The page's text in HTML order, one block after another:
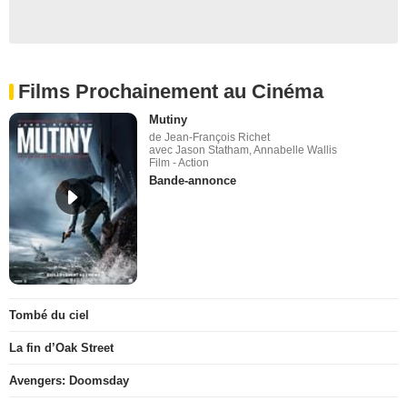
Films Prochainement au Cinéma
Mutiny
de Jean-François Richet
avec Jason Statham, Annabelle Wallis
Film - Action
Bande-annonce
Tombé du ciel
La fin d’Oak Street
Avengers: Doomsday